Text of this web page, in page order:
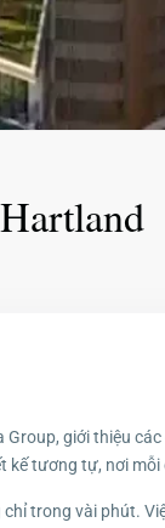
giới thiệu
tương tự, nơi
trong vài phút.